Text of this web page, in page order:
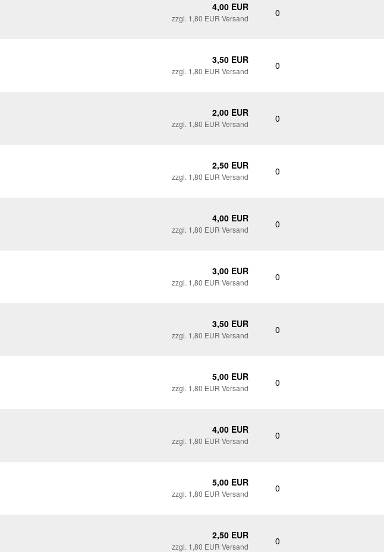
4,00 EUR
zzgl. 1,80 EUR Versand 0
3,50 EUR
zzgl. 1,80 EUR Versand 0
2,00 EUR
zzgl. 1,80 EUR Versand 0
2,50 EUR
zzgl. 1,80 EUR Versand 0
4,00 EUR
zzgl. 1,80 EUR Versand 0
3,00 EUR
zzgl. 1,80 EUR Versand 0
3,50 EUR
zzgl. 1,80 EUR Versand 0
5,00 EUR
zzgl. 1,80 EUR Versand 0
4,00 EUR
zzgl. 1,80 EUR Versand 0
5,00 EUR
zzgl. 1,80 EUR Versand 0
2,50 EUR
zzgl. 1,80 EUR Versand 0